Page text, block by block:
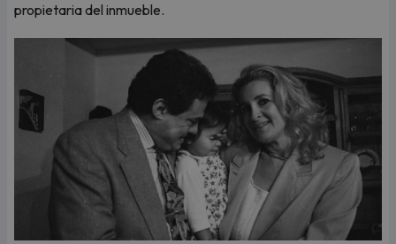
propietaria del inmueble.